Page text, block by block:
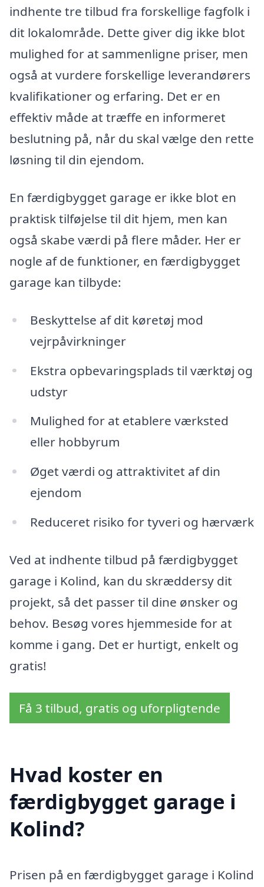
indhente tre tilbud fra forskellige fagfolk i
dit lokalområde. Dette giver dig ikke blot
mulighed for at sammenligne priser, men
også at vurdere forskellige leverandørers
kvalifikationer og erfaring. Det er en
effektiv måde at træffe en informeret
beslutning på, når du skal vælge den rette
løsning til din ejendom.
En færdigbygget garage er ikke blot en
praktisk tilføjelse til dit hjem, men kan
også skabe værdi på flere måder. Her er
nogle af de funktioner, en færdigbygget
garage kan tilbyde:
Beskyttelse af dit køretøj mod
vejrpåvirkninger
Ekstra opbevaringsplads til værktøj og
udstyr
Mulighed for at etablere værksted
eller hobbyrum
Øget værdi og attraktivitet af din
ejendom
Reduceret risiko for tyveri og hærværk
Ved at indhente tilbud på færdigbygget
garage i Kolind, kan du skræddersy dit
projekt, så det passer til dine ønsker og
behov. Besøg vores hjemmeside for at
komme i gang. Det er hurtigt, enkelt og
gratis!
Få 3 tilbud, gratis og uforpligtende
Hvad koster en
færdigbygget garage i
Kolind?
Prisen på en færdigbygget garage i Kolind